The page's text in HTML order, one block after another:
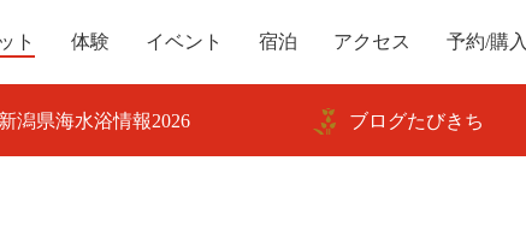
ト 体験 イベント 宿泊 アクセス 予約/購入
新潟県海水浴情報2026 ブログたびきち